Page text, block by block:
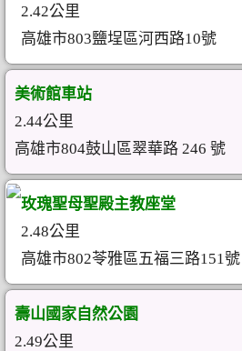
2.42公里
高雄市803鹽埕區河西路10號
美術館車站
2.44公里
高雄市804鼓山區翠華路 246 號
玫瑰聖母聖殿主教座堂
2.48公里
高雄市802苓雅區五福三路151號
壽山國家自然公園
2.49公里